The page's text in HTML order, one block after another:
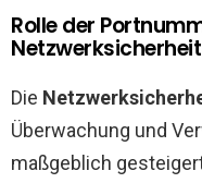
Rolle der
Netzwerksicherheit
Die
Überwachung und
maßgeblich